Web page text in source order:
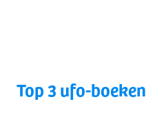
Top 3 ufo-boeken